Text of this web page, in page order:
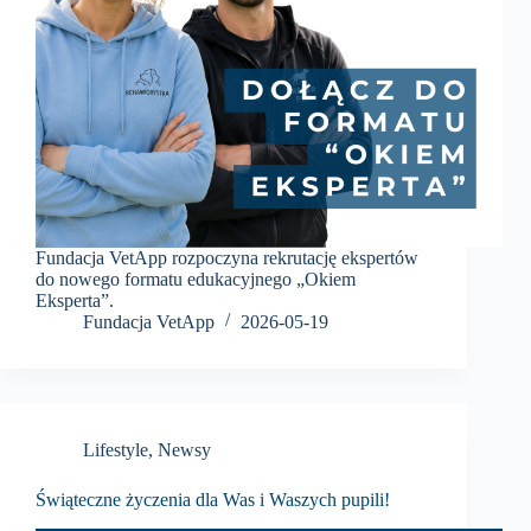
Fundacja VetApp rozpoczyna rekrutację ekspertów
do nowego formatu edukacyjnego „Okiem
Eksperta”.
Fundacja VetApp
2026-05-19
Lifestyle, Newsy
Świąteczne życzenia dla Was i Waszych pupili!